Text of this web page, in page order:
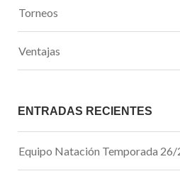
Torneos
Ventajas
ENTRADAS RECIENTES
Equipo Natación Temporada